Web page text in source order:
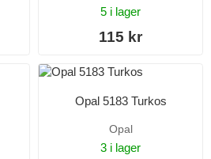
5 i lager
115 kr
Opal 5183 Turkos
Opal
3 i lager